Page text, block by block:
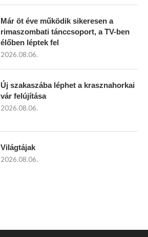
Már öt éve működik sikeresen a
rimaszombati tánccsoport, a TV-ben
élőben léptek fel
2026.08.06.
Új szakaszába léphet a krasznahorkai
vár felújítása
2026.08.06.
Világtájak
2026.08.06.